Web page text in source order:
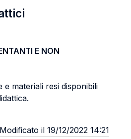
E NON
e materiali resi disponibili
Modificato il 19/12/2022 14:21